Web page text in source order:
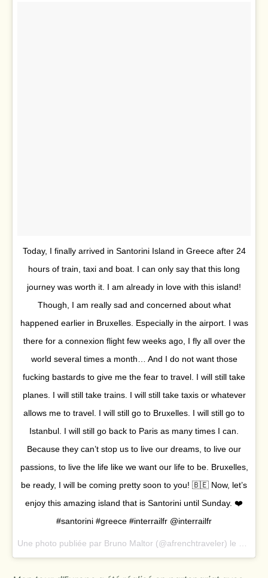
Today, I finally arrived in Santorini Island in Greece after 24
hours of train, taxi and boat. I can only say that this long
journey was worth it. I am already in love with this island!
Though, I am really sad and concerned about what
happened earlier in Bruxelles. Especially in the airport. I was
there for a connexion flight few weeks ago, I fly all over the
world several times a month… And I do not want those
fucking bastards to give me the fear to travel. I will still take
planes. I will still take trains. I will still take taxis or whatever
allows me to travel. I will still go to Bruxelles. I will still go to
Istanbul. I will still go back to Paris as many times I can.
Because they can’t stop us to live our dreams, to live our
passions, to live the life like we want our life to be. Bruxelles,
be ready, I will be coming pretty soon to you! 🇧🇪 Now, let’s
enjoy this amazing island that is Santorini until Sunday. ❤️
#santorini #greece #interrailfr @interrailfr
Une photo publiée par Bruno Maltor (@afrenchtraveler) le
22